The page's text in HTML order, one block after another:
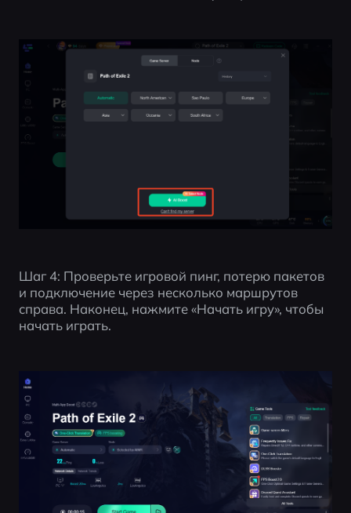
Шаг 4: Проверьте игровой пинг, потерю пакетов
и подключение через несколько маршрутов
справа. Наконец, нажмите «Начать игру», чтобы
начать играть.